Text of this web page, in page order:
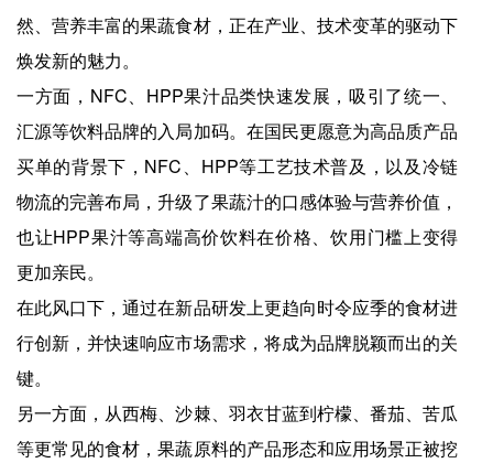
然、营养丰富的果蔬食材，正在产业、技术变革的驱动下
焕发新的魅力。
一方面，NFC、HPP果汁品类快速发展，吸引了统一、
汇源等饮料品牌的入局加码。在国民更愿意为高品质产品
买单的背景下，NFC、HPP等工艺技术普及，以及冷链
物流的完善布局，升级了果蔬汁的口感体验与营养价值，
也让HPP果汁等高端高价饮料在价格、饮用门槛上变得
更加亲民。
在此风口下，通过在新品研发上更趋向时令应季的食材进
行创新，并快速响应市场需求，将成为品牌脱颖而出的关
键。
另一方面，从西梅、沙棘、羽衣甘蓝到柠檬、番茄、苦瓜
等更常见的食材，果蔬原料的产品形态和应用场景正被挖